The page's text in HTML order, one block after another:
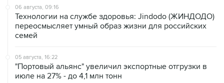
06 августа, 09:16
Технологии на службе здоровья: Jindodo (ЖИНДОДО)
переосмысляет умный образ жизни для российских
семей
05 августа, 16:22
"Портовый альянс" увеличил экспортные отгрузки в
июле на 27% - до 4,1 млн тонн